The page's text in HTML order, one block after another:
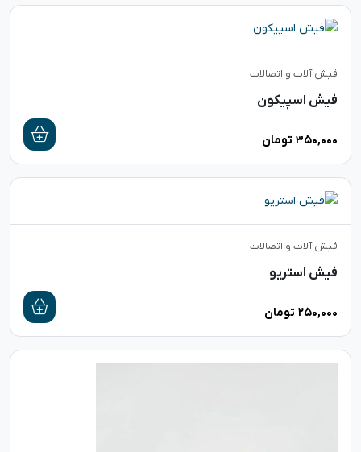
فیش آلات و اتصالات
فیش اسپیکون
۳۵۰,۰۰۰ تومان
فیش آلات و اتصالات
فیش استریو
۲۵۰,۰۰۰ تومان